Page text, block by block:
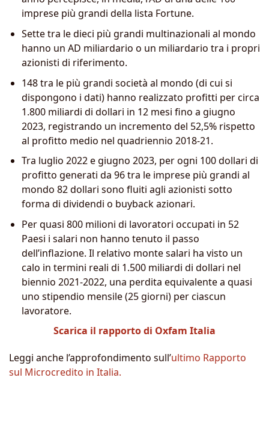
imprese più grandi della lista Fortune.
Sette tra le dieci più grandi multinazionali al mondo
hanno un AD miliardario o un miliardario tra i propri
azionisti di riferimento.
148 tra le più grandi società al mondo (di cui si
dispongono i dati) hanno realizzato profitti per circa
1.800 miliardi di dollari in 12 mesi fino a giugno
2023, registrando un incremento del 52,5% rispetto
al profitto medio nel quadriennio 2018-21.
Tra luglio 2022 e giugno 2023, per ogni 100 dollari di
profitto generati da 96 tra le imprese più grandi al
mondo 82 dollari sono fluiti agli azionisti sotto
forma di dividendi o buyback azionari.
Per quasi 800 milioni di lavoratori occupati in 52
Paesi i salari non hanno tenuto il passo
dell’inflazione. Il relativo monte salari ha visto un
calo in termini reali di 1.500 miliardi di dollari nel
biennio 2021-2022, una perdita equivalente a quasi
uno stipendio mensile (25 giorni) per ciascun
lavoratore.
Scarica il rapporto di Oxfam Italia
Leggi anche l’approfondimento sull’ultimo Rapporto
sul Microcredito in Italia.